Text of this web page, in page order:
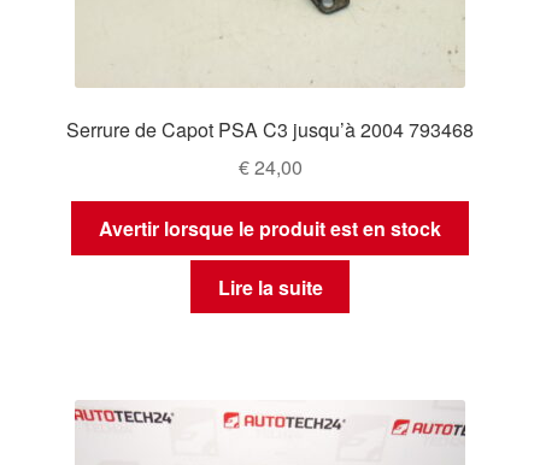
Serrure de Capot PSA C3 jusqu’à 2004 793468
€24,00
Avertir lorsque le produit est en stock
Lire la suite